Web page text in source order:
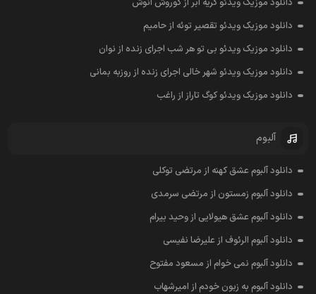
دانلود موزیک ویدئو تقصیر توئه از حامیم
دانلود موزیک ویدئو بی تو هر شب اجرای زنده از نوان
دانلود موزیک ویدئو شهر خالی اجرای زنده از روزبه بمانی
دانلود موزیک ویدئو کوگ تاراز از راغب
آلبوم
دانلود آلبوم عشق کهنه از مرتضی توکلی
دانلود آلبوم زمستون از مرتضی سرمدی
دانلود آلبوم عشق هیولایی از وحید بیرام
دانلود آلبوم الرئوف از علیرضا نفیسی
دانلود آلبوم نمی خوام از مسعود مفتوح
دانلود آلبوم به زبون خودم از امیرشهاب